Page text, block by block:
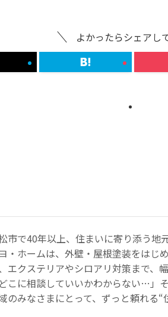
よかったらシェアし
市で40年以上、住まいに寄り添う地
・ホームは、外壁・屋根塗装をはじ
エクステリアやシロアリ対策まで、
こに相談していいかわからない…」
のみなさまにとって、ずっと頼れる“